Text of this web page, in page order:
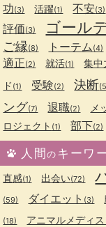
功(3) 活躍(1) 不安(3)
評価(3) ゴール
ご縁(8) トーテム (4)
適正(2) 就活(1) 集中
ド (1) 受験(2) 決断
ング(7) 退職(2) メ
ロジェクト (1) 部下(2)
人間のキーワ
直感(1) 出会い(72)
(59) ダイエット (3)
(18) アニマルメディス